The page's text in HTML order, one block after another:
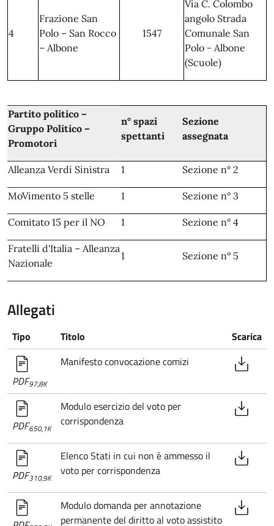
4
Frazione San
Polo – San Rocco
– Albone
1547
Via C. Colombo
angolo Strada
Comunale San
Polo - Albone
(Scuole)
Partito politico –
Gruppo Politico –
Promotori
n° spazi
spettanti
Sezione
assegnata
Alleanza Verdi Sinistra 1 Sezione n° 2
MoVimento 5 stelle 1 Sezione n° 3
Comitato 15 per il NO 1 Sezione n° 4
Fratelli d'Italia – Alleanza
Nazionale
1 Sezione n° 5
Allegati
Tipo Titolo Scarica
PDF97,8K
Manifesto convocazione comizi
PDF650,1K
Modulo esercizio del voto per
corrispondenza
PDF310,9K
Elenco Stati in cui non è ammesso il
voto per corrispondenza
Modulo domanda per annotazione
permanente del diritto al voto assistito